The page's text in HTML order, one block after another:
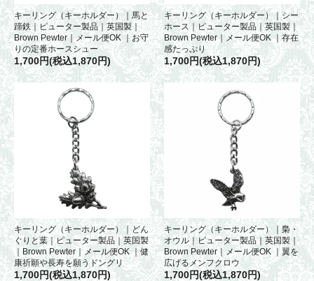
キーリング（キーホルダー）｜馬と
蹄鉄｜ピューター製品｜英国製｜
Brown Pewter｜メール便OK ｜お守
りの定番ホースシュー
1,700円(税込1,870円)
キーリング（キーホルダー）｜シー
ホース｜ピューター製品｜英国製｜
Brown Pewter｜メール便OK ｜存在
感たっぷり
1,700円(税込1,870円)
キーリング（キーホルダー）｜どん
ぐりと葉｜ピューター製品｜英国製
｜Brown Pewter｜メール便OK ｜健
康祈願や長寿を願うドングリ
1,700円(税込1,870円)
キーリング（キーホルダー）｜梟・
オウル｜ピューター製品｜英国製｜
Brown Pewter｜メール便OK ｜翼を
広げるメンフクロウ
1,700円(税込1,870円)